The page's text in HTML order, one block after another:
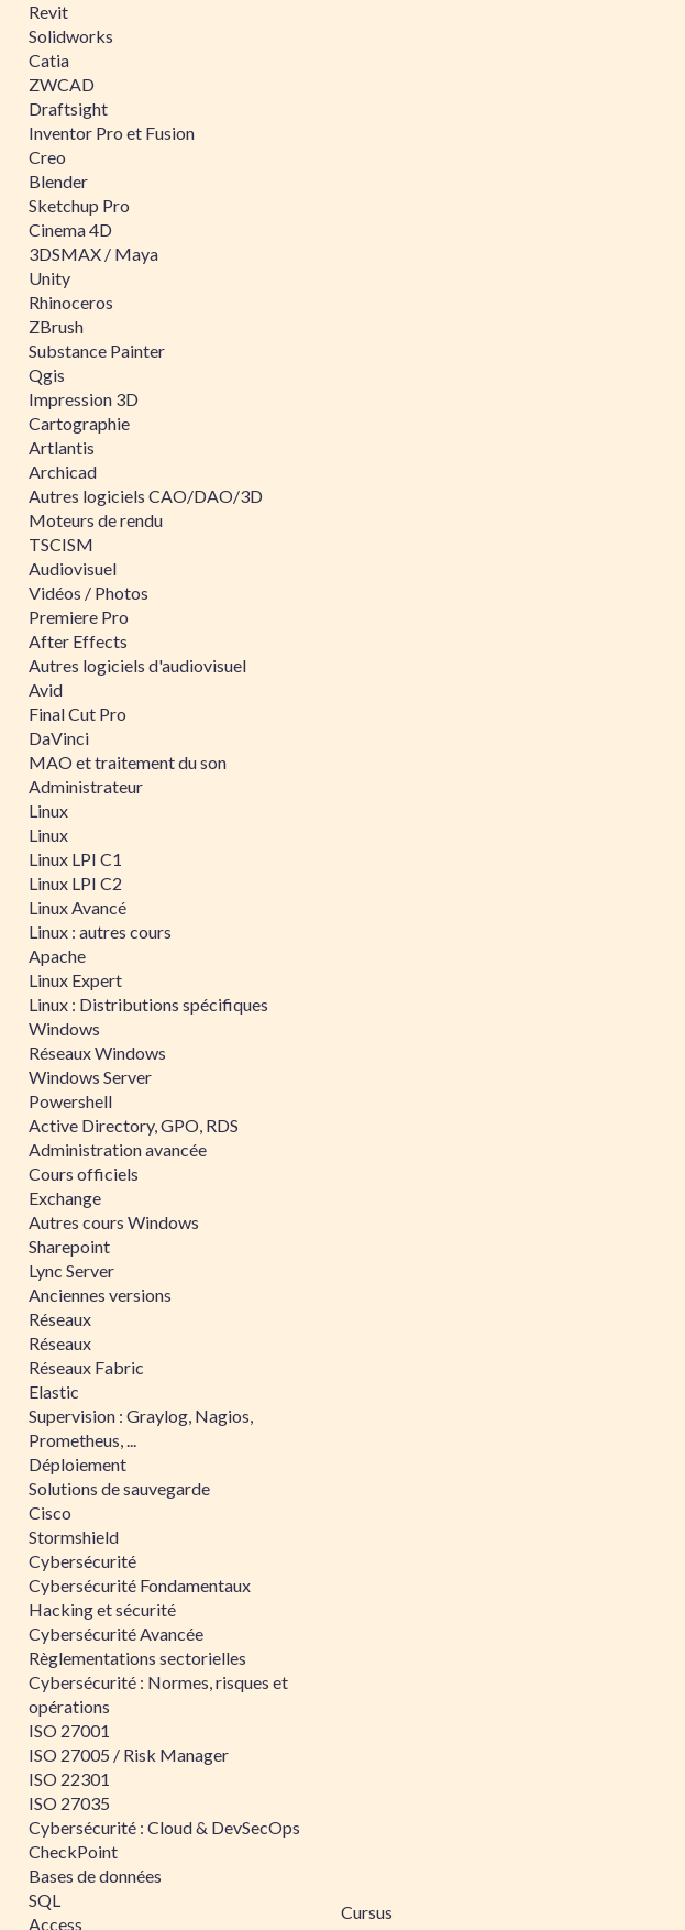
Revit
Solidworks
Catia
ZWCAD
Draftsight
Inventor Pro et Fusion
Creo
Blender
Sketchup Pro
Cinema 4D
3DSMAX / Maya
Unity
Rhinoceros
ZBrush
Substance Painter
Qgis
Impression 3D
Cartographie
Artlantis
Archicad
Autres logiciels CAO/DAO/3D
Moteurs de rendu
TSCISM
Audiovisuel
Vidéos / Photos
Premiere Pro
After Effects
Autres logiciels d'audiovisuel
Avid
Final Cut Pro
DaVinci
MAO et traitement du son
Administrateur
Linux
Linux
Linux LPI C1
Linux LPI C2
Linux Avancé
Linux : autres cours
Apache
Linux Expert
Linux : Distributions spécifiques
Windows
Réseaux Windows
Windows Server
Powershell
Active Directory, GPO, RDS
Administration avancée
Cours officiels
Exchange
Autres cours Windows
Sharepoint
Lync Server
Anciennes versions
Réseaux
Réseaux
Réseaux Fabric
Elastic
Supervision : Graylog, Nagios,
Prometheus, ...
Déploiement
Solutions de sauvegarde
Cisco
Stormshield
Cybersécurité
Cybersécurité Fondamentaux
Hacking et sécurité
Cybersécurité Avancée
Règlementations sectorielles
Cybersécurité : Normes, risques et
opérations
ISO 27001
ISO 27005 / Risk Manager
ISO 22301
ISO 27035
Cybersécurité : Cloud & DevSecOps
CheckPoint
Bases de données
SQL
Access
Cursus